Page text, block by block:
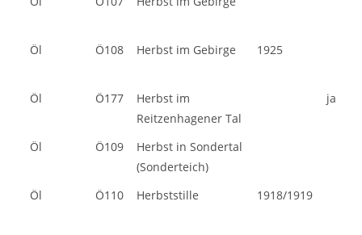
Öl Ö108 Herbst im Gebirge 1925
Öl Ö177
Herbst im
Reitzenhagener Tal
ja
Öl Ö109
Herbst in Sondertal
(Sonderteich)
Öl
Ö110 Herbststille 1918/1919